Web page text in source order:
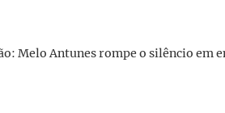
Melo Antunes rompe o silêncio em